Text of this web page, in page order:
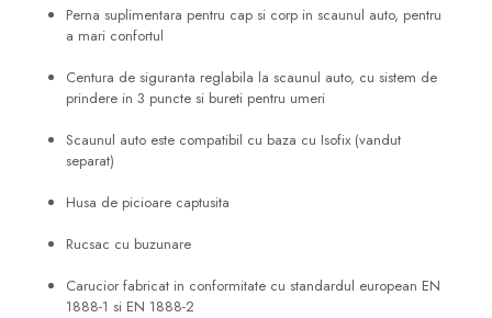
Perna suplimentara pentru cap si corp in scaunul auto, pentru
a mari confortul
Centura de siguranta reglabila la scaunul auto, cu sistem de
prindere in 3 puncte si bureti pentru umeri
Scaunul auto este compatibil cu baza cu Isofix (vandut
separat)
Husa de picioare captusita
Rucsac cu buzunare
Carucior fabricat in conformitate cu standardul european EN
1888-1 si EN 1888-2